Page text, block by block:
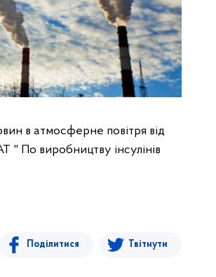
в атмосферне повітря від
По виробництву інсулінів
Поділитися Твітнути